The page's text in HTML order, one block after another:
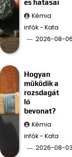
és hatásai
Kémia
infók - Kata
2026-08-06
Hogyan
működik a
rozsdagát
ló
bevonat?
Kémia
infók - Kata
2026-08-03